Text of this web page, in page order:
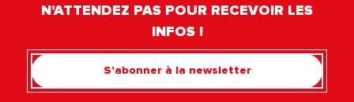
N'ATTENDEZ PAS POUR RECEVOIR LES
INFOS !
S'abonner à la newsletter